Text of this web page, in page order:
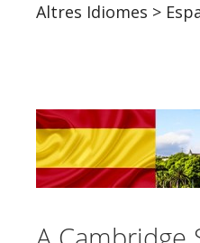
Altres Idiomes >